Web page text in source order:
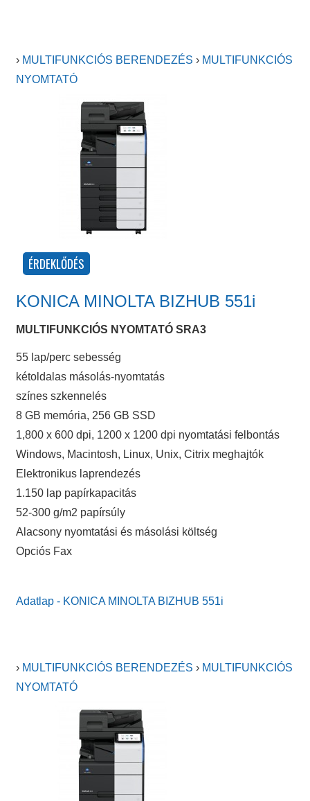
› MULTIFUNKCIÓS BERENDEZÉS › MULTIFUNKCIÓS
NYOMTATÓ
KONICA MINOLTA BIZHUB 551i
MULTIFUNKCIÓS NYOMTATÓ SRA3
55 lap/perc sebesség
kétoldalas másolás-nyomtatás
színes szkennelés
8 GB memória, 256 GB SSD
1,800 x 600 dpi, 1200 x 1200 dpi nyomtatási felbontás
Windows, Macintosh, Linux, Unix, Citrix meghajtók
Elektronikus laprendezés
1.150 lap papírkapacitás
52-300 g/m2 papírsúly
Alacsony nyomtatási és másolási költség
Opciós Fax
Adatlap - KONICA MINOLTA BIZHUB 551i
› MULTIFUNKCIÓS BERENDEZÉS › MULTIFUNKCIÓS
NYOMTATÓ